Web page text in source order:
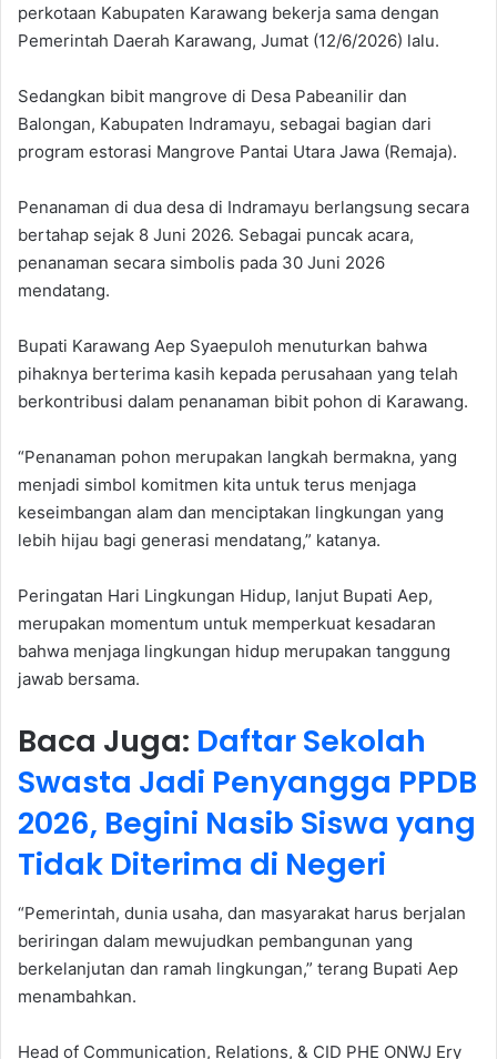
perkotaan Kabupaten Karawang bekerja sama dengan
Pemerintah Daerah Karawang, Jumat (12/6/2026) lalu.
Sedangkan bibit mangrove di Desa Pabeanilir dan
Balongan, Kabupaten Indramayu, sebagai bagian dari
program estorasi Mangrove Pantai Utara Jawa (Remaja).
Penanaman di dua desa di Indramayu berlangsung secara
bertahap sejak 8 Juni 2026. Sebagai puncak acara,
penanaman secara simbolis pada 30 Juni 2026
mendatang.
Bupati Karawang Aep Syaepuloh menuturkan bahwa
pihaknya berterima kasih kepada perusahaan yang telah
berkontribusi dalam penanaman bibit pohon di Karawang.
“Penanaman pohon merupakan langkah bermakna, yang
menjadi simbol komitmen kita untuk terus menjaga
keseimbangan alam dan menciptakan lingkungan yang
lebih hijau bagi generasi mendatang,” katanya.
Peringatan Hari Lingkungan Hidup, lanjut Bupati Aep,
merupakan momentum untuk memperkuat kesadaran
bahwa menjaga lingkungan hidup merupakan tanggung
jawab bersama.
Baca Juga: Daftar Sekolah
Swasta Jadi Penyangga PPDB
2026, Begini Nasib Siswa yang
Tidak Diterima di Negeri
“Pemerintah, dunia usaha, dan masyarakat harus berjalan
beriringan dalam mewujudkan pembangunan yang
berkelanjutan dan ramah lingkungan,” terang Bupati Aep
menambahkan.
Head of Communication, Relations, & CID PHE ONWJ Ery